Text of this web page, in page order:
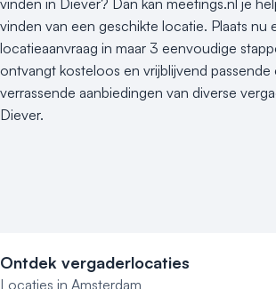
vinden van een geschikte locatie. Plaats nu
locatieaanvraag in maar 3 eenvoudige
ontvangt kosteloos en vrijblijvend passende
verrassende aanbiedingen van diverse
Diever.
Ontdek vergaderlocaties
Locaties in Amsterdam